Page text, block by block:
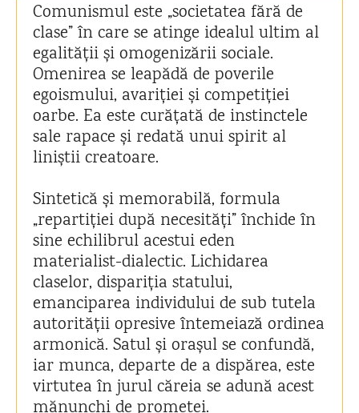
Comunismul este „societatea fără de
clase” în care se atinge idealul ultim al
egalității și omogenizării sociale.
Omenirea se leapădă de poverile
egoismului, avariției și competiției
oarbe. Ea este curățată de instinctele
sale rapace și redată unui spirit al
liniștii creatoare.
Sintetică și memorabilă, formula
„repartiției după necesități” închide în
sine echilibrul acestui eden
materialist-dialectic. Lichidarea
claselor, dispariția statului,
emanciparea individului de sub tutela
autorității opresive întemeiază ordinea
armonică. Satul și orașul se confundă,
iar munca, departe de a dispărea, este
virtutea în jurul căreia se adună acest